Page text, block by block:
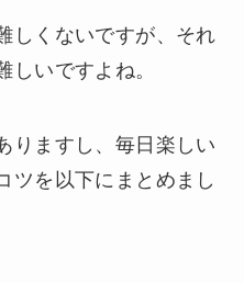
しくないですが、それ
しいですよね。
りますし、毎日楽しい
ツを以下にまとめまし